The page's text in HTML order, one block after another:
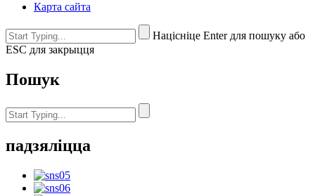
Карта сайта
Націсніце Enter для пошуку або
ESC для закрыцця
Пошук
падзяліцца